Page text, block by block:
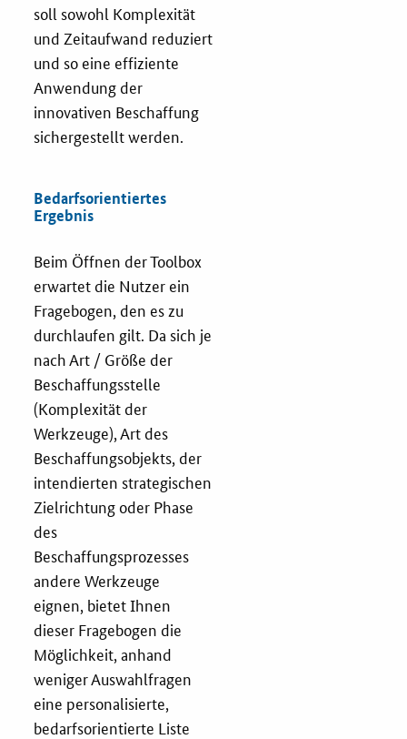
E-Learning
KOINNOvationsplatz
Praxisbeispiele
Zertifizierung
Innovationspreis
EU-Förderung
Aktuelles
Fördermöglichkeiten
Service und Kontakt
Praxisbeispiele
Downloads
Newsletter
Veranstaltungen
soll sowohl Komplexität
und Zeitaufwand reduziert
und so eine effiziente
Anwendung der
innovativen Beschaffung
sichergestellt werden.
Bedarfsorientiertes
Ergebnis
Beim Öffnen der Toolbox
erwartet die Nutzer ein
Fragebogen, den es zu
durchlaufen gilt. Da sich je
nach Art / Größe der
Beschaffungsstelle
(Komplexität der
Werkzeuge), Art des
Beschaffungsobjekts, der
intendierten strategischen
Zielrichtung oder Phase
des
Beschaffungsprozesses
andere Werkzeuge
eignen, bietet Ihnen
dieser Fragebogen die
Möglichkeit, anhand
weniger Auswahlfragen
eine personalisierte,
bedarfsorientierte Liste